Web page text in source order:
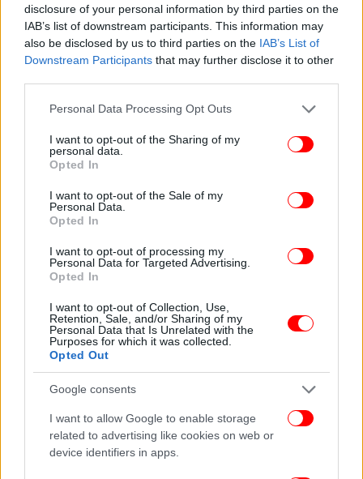
disclosure of your personal information by third parties on the
IAB’s list of downstream participants. This information may
also be disclosed by us to third parties on the IAB’s List of
Downstream Participants that may further disclose it to other
Please note that this website/app uses one or more Google
not limited to your visit or usage behaviour. You may click to
grant or deny consent to Google and its third-party tags to
use your data for below specified purposes in below Google
consent section.
Personal Data Processing Opt Outs
I want to opt-out of the Sharing of my
personal data.
Opted In
I want to opt-out of the Sale of my
Personal Data.
Opted In
I want to opt-out of processing my
Personal Data for Targeted Advertising.
Opted In
I want to opt-out of Collection, Use,
Retention, Sale, and/or Sharing of my
Personal Data that Is Unrelated with the
Purposes for which it was collected.
Opted Out
Google consents
I want to allow Google to enable storage
related to advertising like cookies on web or
device identifiers in apps.
ΚΟΣΜΟΣ 24/05/2021 11:26
Wall Street Journal: Μάλλον από εργαστήριο ο κορωνοϊός
-Τρεις ερευνητές στην Ουχάν είχαν συμπτώματα από το